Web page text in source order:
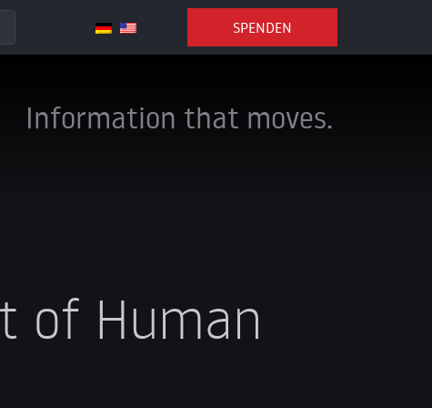
SPENDEN
Information that moves.
of Human